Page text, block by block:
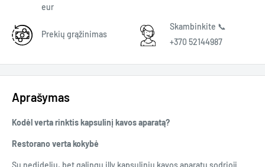
eur
Prekių grąžinimas
Skambinkite 📞
+370 52144987
Aprašymas
Kodėl verta rinktis kapsulinį kavos aparatą?
Restorano verta kokybė
Su nedideliu, bet galingu illy kapsuliniu kavos aparatu sodrioji